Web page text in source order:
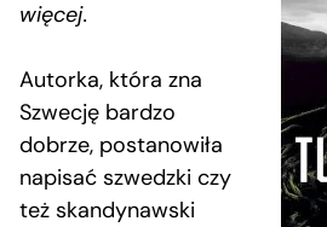
więcej.
Autorka, która zna
Szwecję bardzo
dobrze, postanowiła
napisać szwedzki czy
też skandynawski